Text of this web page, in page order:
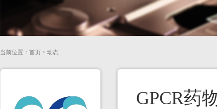
当前位置： 首页 > 动态
GPCR药